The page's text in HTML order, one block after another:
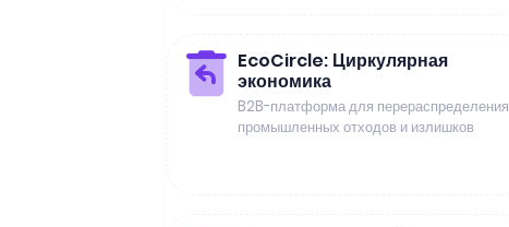
EcoCircle: Циркулярная
экономика
B2B-платформа для перераспределения
промышленных отходов и излишков